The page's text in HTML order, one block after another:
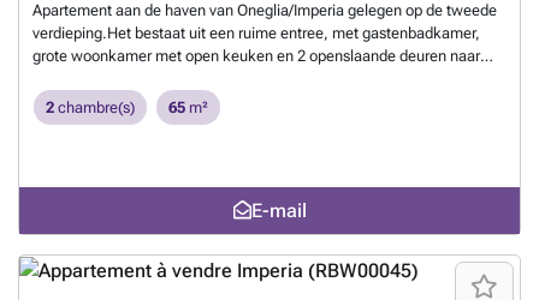
Apartement aan de haven van Oneglia/Imperia gelegen op de tweede
verdieping.Het bestaat uit een ruime entree, met gastenbadkamer,
grote woonkamer met open keuken en 2 openslaande deuren naar
badkamer ensuiteEn savoir plus ?
2 chambre(s) 65 m²
E-mail